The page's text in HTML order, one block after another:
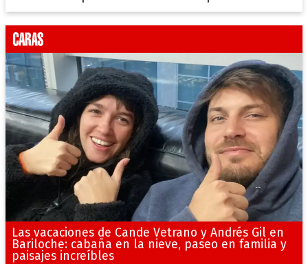
Las vacaciones de Cande Vetrano y Andrés Gil en
Bariloche: cabaña en la nieve, paseo en familia y
paisajes increíbles